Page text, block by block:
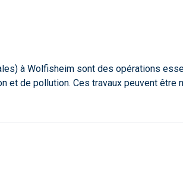
à Wolfisheim sont des opérations
de pollution. Ces travaux peuvent